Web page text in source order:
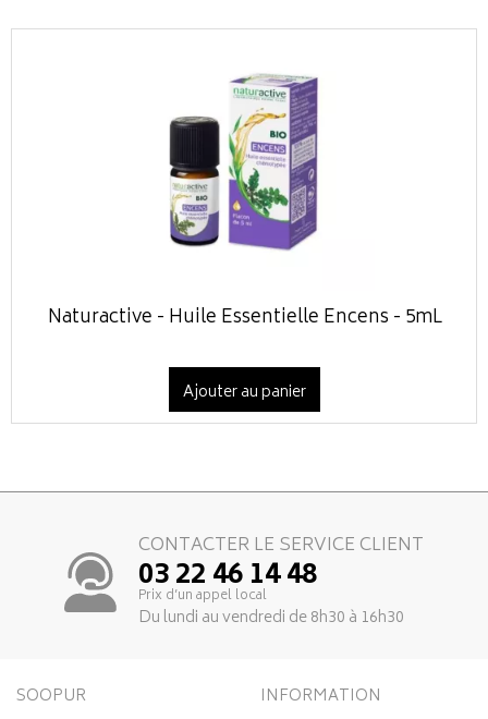
Naturactive - Huile Essentielle Encens - 5mL
Ajouter au panier
CONTACTER LE SERVICE CLIENT
03 22 46 14 48
Prix d’un appel local
Du lundi au vendredi de 8h30 à 16h30
SOOPUR INFORMATION